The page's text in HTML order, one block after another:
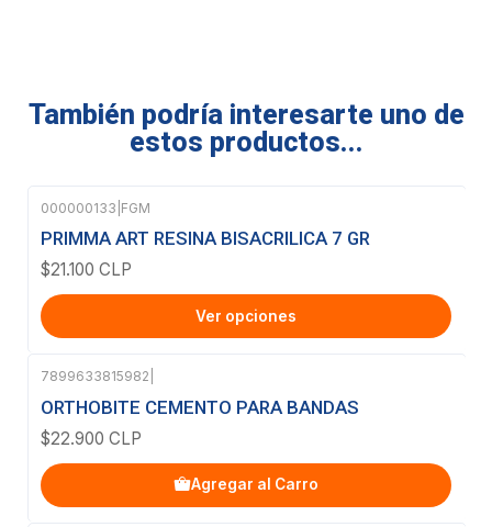
También podría interesarte uno de
estos productos...
000000133 FGM
PRIMMA ART RESINA BISACRILICA 7 GR
$21.100 CLP
Ver opciones
7899633815982
ORTHOBITE CEMENTO PARA BANDAS
$22.900 CLP
Agregar al Carro